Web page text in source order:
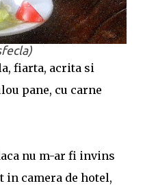
fiarta, acrita si
pane, cu carne
nu m-ar fi invins
camera de hotel,